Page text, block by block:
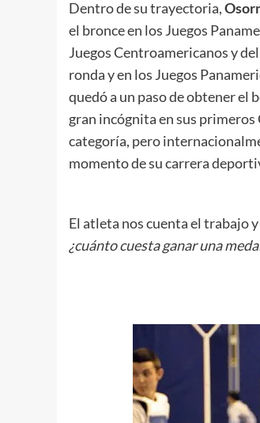
Dentro de su trayectoria,
el bronce en los Juegos
Juegos Centroamericanos y
ronda y en los Juegos
quedó a un paso de obtener el
gran incógnita en sus primeros
categoría, pero
momento de su carrera
El atleta nos cuenta el trabajo
¿cuánto cuesta ganar una